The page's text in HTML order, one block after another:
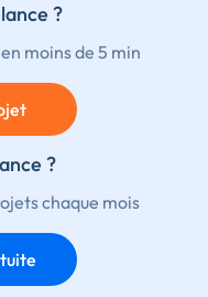
?
moins de 5 min
?
chaque mois